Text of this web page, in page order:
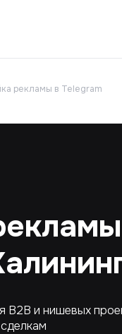
рекламы в Telegram
B2B и нишевых